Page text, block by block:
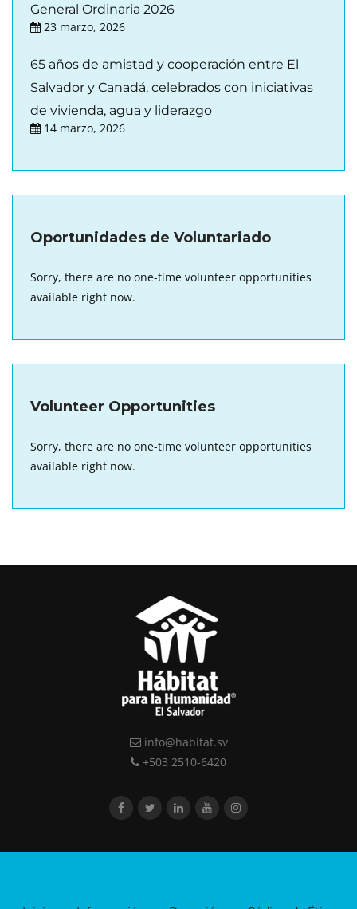
General Ordinaria 2026
23 marzo, 2026
65 años de amistad y cooperación entre El
Salvador y Canadá, celebrados con iniciativas
de vivienda, agua y liderazgo
14 marzo, 2026
Oportunidades de Voluntariado
Sorry, there are no one-time volunteer opportunities
available right now.
Volunteer Opportunities
Sorry, there are no one-time volunteer opportunities
available right now.
info@habitat.sv
+503 2510-6420